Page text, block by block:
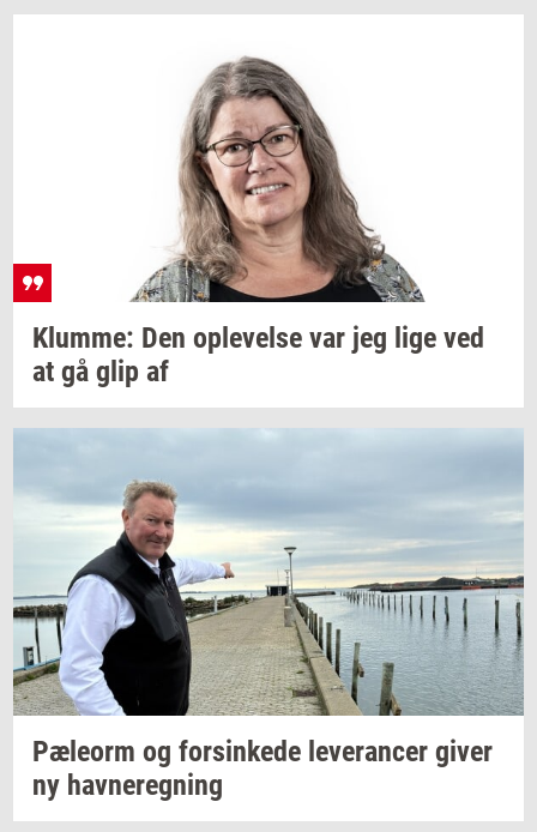
Klum­me: Den op­le­vel­se var jeg lige ved
at gå glip af
Pæle­orm og for­sin­ke­de le­ve­ran­cer giver
ny hav­ne­reg­ning